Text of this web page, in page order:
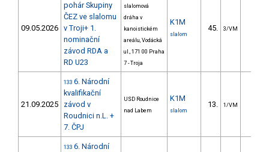
09.05.2026
pohár Skupiny
ČEZ ve slalomu
v Troji+ 1.
nominační
závod RDA a
RD U23
slalomová
dráha v
kanoistickém
areálu, Vodácká
ul., 171 00 Praha
7 - Troja
K1M
slalom
45. 3/VM
21.09.2025
133 6. Národní
kvalifikační
závod v
Roudnici n.L. +
7. ČPJ
USD Roudnice
nad Labem
K1M
slalom
13. 1/VM
133 6. Národní